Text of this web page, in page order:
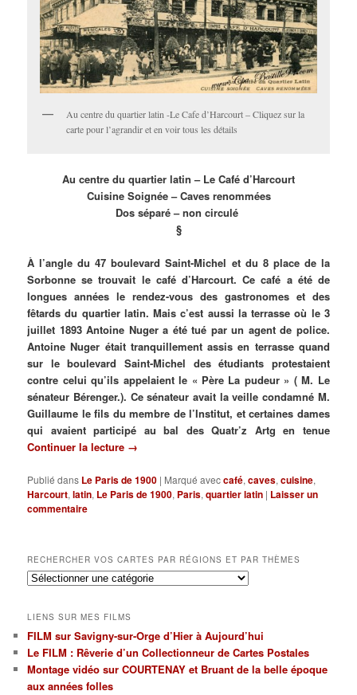
Au centre du quartier latin -Le Cafe d’Harcourt – Cliquez sur la
carte pour l’agrandir et en voir tous les détails
Au centre du quartier latin – Le Café d’Harcourt
Cuisine Soignée – Caves renommées
Dos séparé – non circulé
§
À l’angle du 47 boulevard Saint-Michel et du 8 place de la
Sorbonne se trouvait le café d’Harcourt. Ce café a été de
longues années le rendez-vous des gastronomes et des
fêtards du quartier latin. Mais c’est aussi la terrasse où le 3
juillet 1893 Antoine Nuger a été tué par un agent de police.
Antoine Nuger était tranquillement assis en terrasse quand
sur le boulevard Saint-Michel des étudiants protestaient
contre celui qu’ils appelaient le « Père La pudeur » ( M. Le
sénateur Bérenger.). Ce sénateur avait la veille condamné M.
Guillaume le fils du membre de l’Institut, et certaines dames
qui avaient participé au bal des Quatr’z Artg en tenue
Continuer la lecture →
Publié dans Le Paris de 1900 | Marqué aveccafé,caves,cuisine,
Harcourt,latin, Le Paris de 1900, Paris,quartier latin | Laisser un
commentaire
RECHERCHER VOS CARTES PAR RÉGIONS ET PAR THÈMES
Rechercher
par
régions
et
par
thèmes
LIENS SUR MES FILMS
FILM sur Savigny-sur-Orge d’Hier à Aujourd’hui
Le FILM : Rêverie d’un Collectionneur de Cartes Postales
Montage vidéo sur COURTENAY et Bruant de la belle époque
aux années folles